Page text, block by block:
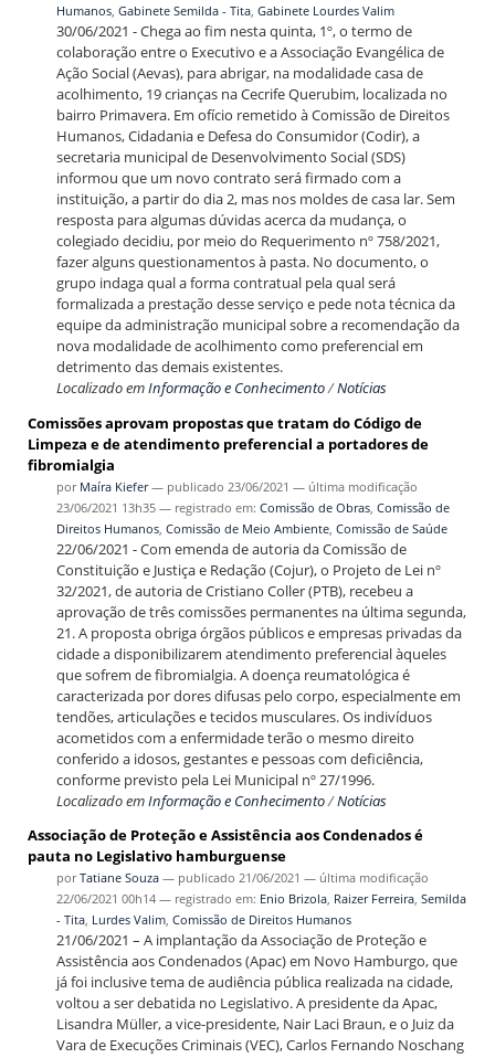
Humanos, Gabinete Semilda - Tita, Gabinete Lourdes Valim
30/06/2021 - Chega ao fim nesta quinta, 1º, o termo de
colaboração entre o Executivo e a Associação Evangélica de
Ação Social (Aevas), para abrigar, na modalidade casa de
acolhimento, 19 crianças na Cecrife Querubim, localizada no
bairro Primavera. Em ofício remetido à Comissão de Direitos
Humanos, Cidadania e Defesa do Consumidor (Codir), a
secretaria municipal de Desenvolvimento Social (SDS)
informou que um novo contrato será firmado com a
instituição, a partir do dia 2, mas nos moldes de casa lar. Sem
resposta para algumas dúvidas acerca da mudança, o
colegiado decidiu, por meio do Requerimento nº 758/2021,
fazer alguns questionamentos à pasta. No documento, o
grupo indaga qual a forma contratual pela qual será
formalizada a prestação desse serviço e pede nota técnica da
equipe da administração municipal sobre a recomendação da
nova modalidade de acolhimento como preferencial em
detrimento das demais existentes.
Localizado emInformação e Conhecimento/Notícias
Comissões aprovam propostas que tratam do Código de
Limpeza e de atendimento preferencial a portadores de
fibromialgia
por Maíra Kiefer — publicado 23/06/2021 — última modificação
23/06/2021 13h35 — registrado em: Comissão de Obras, Comissão de
Direitos Humanos, Comissão de Meio Ambiente, Comissão de Saúde
22/06/2021 - Com emenda de autoria da Comissão de
Constituição e Justiça e Redação (Cojur), o Projeto de Lei nº
32/2021, de autoria de Cristiano Coller (PTB), recebeu a
aprovação de três comissões permanentes na última segunda,
21. A proposta obriga órgãos públicos e empresas privadas da
cidade a disponibilizarem atendimento preferencial àqueles
que sofrem de fibromialgia. A doença reumatológica é
caracterizada por dores difusas pelo corpo, especialmente em
tendões, articulações e tecidos musculares. Os indivíduos
acometidos com a enfermidade terão o mesmo direito
conferido a idosos, gestantes e pessoas com deficiência,
conforme previsto pela Lei Municipal nº 27/1996.
Localizado emInformação e Conhecimento/Notícias
Associação de Proteção e Assistência aos Condenados é
pauta no Legislativo hamburguense
porTatiane Souza — publicado 21/06/2021 — última modificação
22/06/2021 00h14 — registrado em: Enio Brizola, Raizer Ferreira, Semilda
- Tita, Lurdes Valim, Comissão de Direitos Humanos
21/06/2021 – A implantação da Associação de Proteção e
Assistência aos Condenados (Apac) em Novo Hamburgo, que
já foi inclusive tema de audiência pública realizada na cidade,
voltou a ser debatida no Legislativo. A presidente da Apac,
Lisandra Müller, a vice-presidente, Nair Laci Braun, e o Juiz da
Vara de Execuções Criminais (VEC), Carlos Fernando Noschang